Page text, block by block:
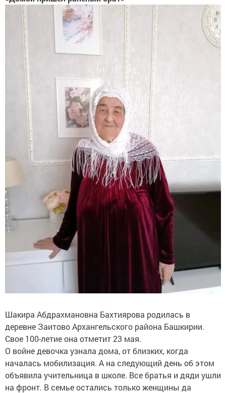
Шакира Абдрахмановна Бахтиярова родилась в
деревне Заитово Архангельского района Башкирии.
Свое 100-летие она отметит 23 мая.
О войне девочка узнала дома, от близких, когда
началась мобилизация. А на следующий день об этом
объявила учительница в школе. Все братья и дяди ушли
на фронт. В семье остались только женщины да